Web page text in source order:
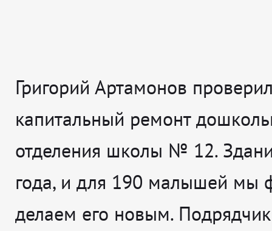
Григорий Артамонов
капитальный ремонт
отделения школы № 12.
года, и для 190 малышей мы
делаем его новым. Подрядчик